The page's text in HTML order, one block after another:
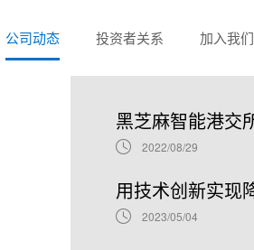
公司动态 投资者关系 加入我们
热门新闻
2022/08/29
2023/05/04